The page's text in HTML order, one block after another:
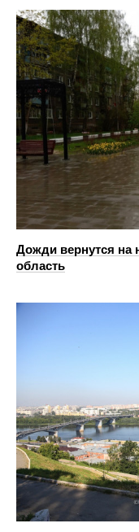
Дожди вернутся на
область